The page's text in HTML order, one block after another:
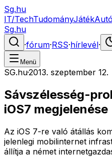
Sg.hu
IT/TechTudományJátékAutó
Sg.hu
·fórum·RSS·hírlevél·
Menü
SG.hu·2013. szeptember 12.
Sávszélesség-
iOS7 megjelenése
Az iOS 7-re való átállás
jelenlegi mobilinternet
állítja a német